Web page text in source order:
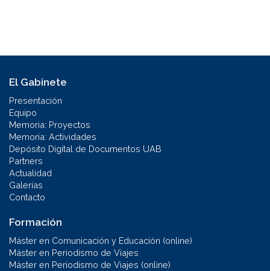
El Gabinete
Presentación
Equipo
Memoria: Proyectos
Memoria: Actividades
Depósito Digital de Documentos UAB
Partners
Actualidad
Galerías
Contacto
Formación
Máster en Comunicación y Educación (online)
Máster en Periodismo de Viajes
Máster en Periodismo de Viajes (online)